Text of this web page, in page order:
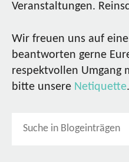
Veranstaltungen.
Wir freuen uns auf
beantworten gerne
respektvollen Umgang
bitte unsere Netiquette.